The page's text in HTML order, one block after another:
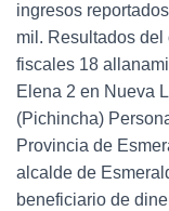
ingresos
mil. Resultados
fiscales 18
Elena 2 en Nueva
(Pichincha)
Provincia de
alcalde de
beneficiario de